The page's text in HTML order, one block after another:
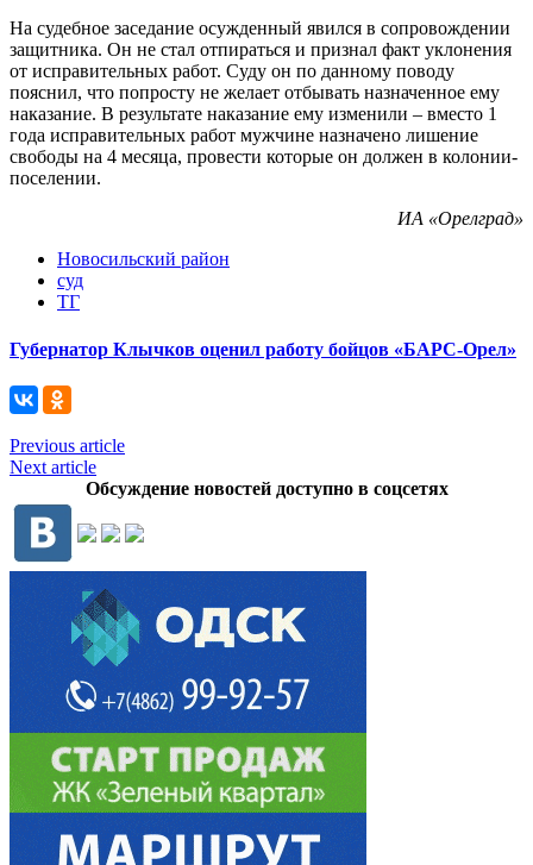
На судебное заседание осужденный явился в сопровождении
защитника. Он не стал отпираться и признал факт уклонения
от исправительных работ. Суду он по данному поводу
пояснил, что попросту не желает отбывать назначенное ему
наказание. В результате наказание ему изменили – вместо 1
года исправительных работ мужчине назначено лишение
свободы на 4 месяца, провести которые он должен в колонии-
поселении.
ИА «Орелград»
Новосильский район
суд
ТГ
Губернатор Клычков оценил работу бойцов «БАРС-Орел»
Previous article
Next article
Обсуждение новостей доступно в соцсетях